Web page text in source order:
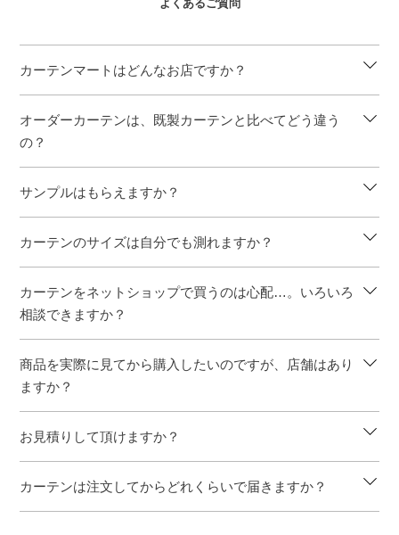
よくあるご質問
カーテンマートはどんなお店ですか？
オーダーカーテンは、既製カーテンと比べてどう違う
の？
サンプルはもらえますか？
カーテンのサイズは自分でも測れますか？
カーテンをネットショップで買うのは心配…。いろいろ
相談できますか？
商品を実際に見てから購入したいのですが、店舗はあり
ますか？
お見積りして頂けますか？
カーテンは注文してからどれくらいで届きますか？